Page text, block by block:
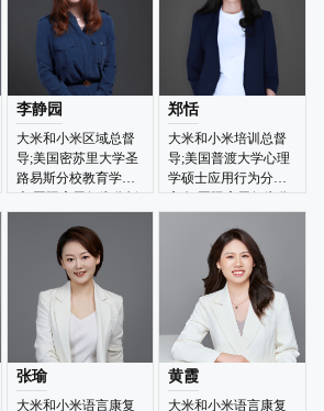
李静园
大米和小米区域总督
导;美国密苏里大学圣
路易斯分校教育学硕
士;国际应用行为分析
学会认证行为分析师
郑恬
大米和小米培训总督
导;美国普渡大学心理
学硕士应用行为分析
方向;国际应用行为分
析学会认证博士级注
册行为分析师BCBA-
张瑜
大米和小米语言康复
黄霞
大米和小米语言康复